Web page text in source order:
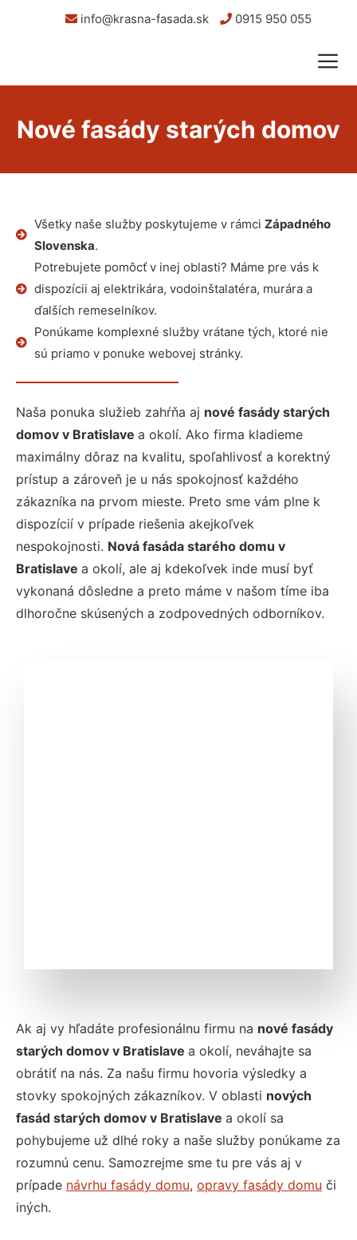
info@krasna-fasada.sk 0915 950 055
Nové fasády starých domov
Všetky naše služby poskytujeme v rámci Západného
Slovenska.
Potrebujete pomôcť v inej oblasti? Máme pre vás k
dispozícii aj elektrikára, vodoinštalatéra, murára a
ďalších remeselníkov.
Ponúkame komplexné služby vrátane tých, ktoré nie
sú priamo v ponuke webovej stránky.
Naša ponuka služieb zahŕňa aj nové fasády starých
domov v Bratislave a okolí. Ako firma kladieme
maximálny dôraz na kvalitu, spoľahlivosť a korektný
prístup a zároveň je u nás spokojnosť každého
zákazníka na prvom mieste. Preto sme vám plne k
dispozícií v prípade riešenia akejkoľvek
nespokojnosti. Nová fasáda starého domu v
Bratislave a okolí, ale aj kdekoľvek inde musí byť
vykonaná dôsledne a preto máme v našom tíme iba
dlhoročne skúsených a zodpovedných odborníkov.
Ak aj vy hľadáte profesionálnu firmu na nové fasády
starých domov v Bratislave a okolí, neváhajte sa
obrátiť na nás. Za našu firmu hovoria výsledky a
stovky spokojných zákazníkov. V oblasti nových
fasád starých domov v Bratislave a okolí sa
pohybujeme už dlhé roky a naše služby ponúkame za
rozumnú cenu. Samozrejme sme tu pre vás aj v
prípade návrhu fasády domu, opravy fasády domu či
iných.